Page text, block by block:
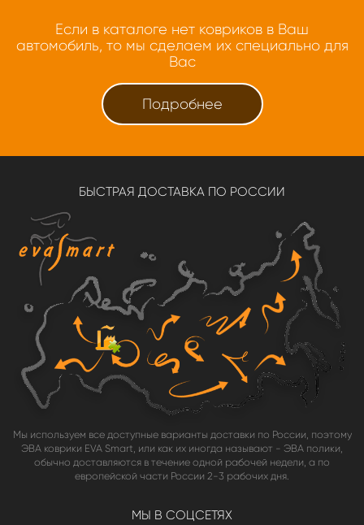
Если в каталоге нет ковриков в Ваш
автомобиль, то мы сделаем их специально для
Вас
Подробнее
БЫСТРАЯ ДОСТАВКА ПО РОССИИ
Мы используем все доступные варианты доставки по России, поэтому
ЭВА коврики EVA Smart, или как их иногда называют - ЭВА полики,
обычно доставляются в течение одной рабочей недели, а по
европейской части России 2-3 рабочих дня.
МЫ В СОЦСЕТЯХ